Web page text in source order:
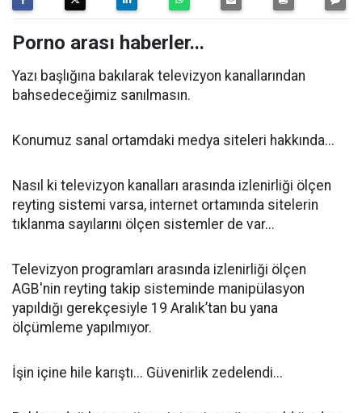
Porno arası haberler...
Yazı başlığına bakılarak televizyon kanallarından
bahsedeceğimiz sanılmasın.
Konumuz sanal ortamdaki medya siteleri hakkında...
Nasıl ki televizyon kanalları arasında izlenirliği ölçen
reyting sistemi varsa, internet ortamında sitelerin
tıklanma sayılarını ölçen sistemler de var...
Televizyon programları arasında izlenirliği ölçen
AGB'nin reyting takip sisteminde manipülasyon
yapıldığı gerekçesiyle 19 Aralık’tan bu yana
ölçümleme yapılmıyor.
İşin içine hile karıştı... Güvenirlik zedelendi...